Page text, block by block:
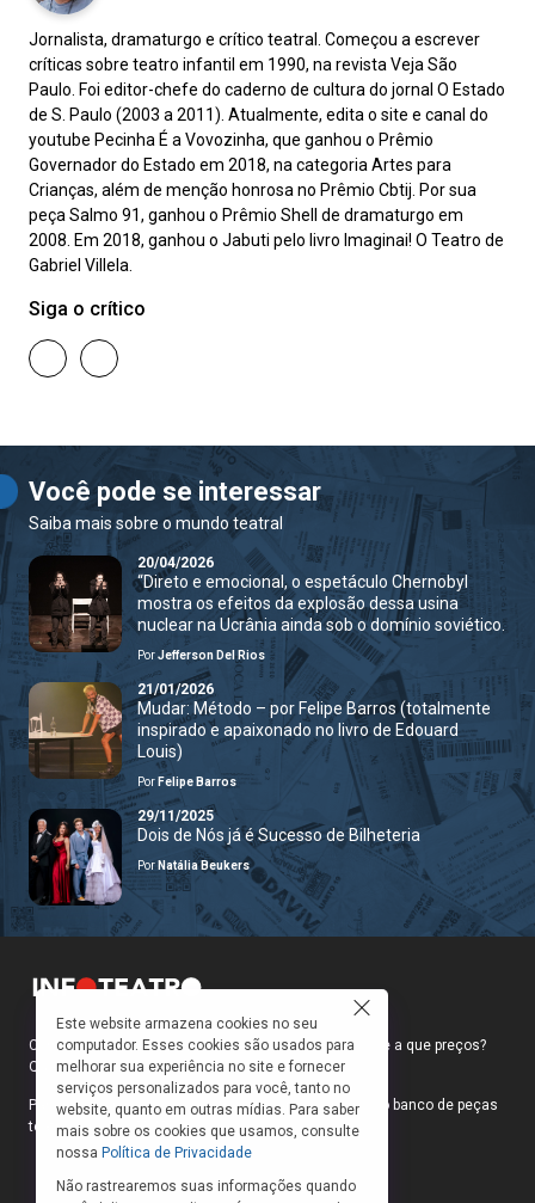
Jornalista, dramaturgo e crítico teatral. Começou a escrever
críticas sobre teatro infantil em 1990, na revista Veja São
Paulo. Foi editor-chefe do caderno de cultura do jornal O Estado
de S. Paulo (2003 a 2011). Atualmente, edita o site e canal do
youtube Pecinha É a Vovozinha, que ganhou o Prêmio
Governador do Estado em 2018, na categoria Artes para
Crianças, além de menção honrosa no Prêmio Cbtij. Por sua
peça Salmo 91, ganhou o Prêmio Shell de dramaturgo em
2008. Em 2018, ganhou o Jabuti pelo livro Imaginai! O Teatro de
Gabriel Villela.
Siga o crítico
Você pode se interessar
Saiba mais sobre o mundo teatral
20/04/2026
“Direto e emocional, o espetáculo Chernobyl
mostra os efeitos da explosão dessa usina
nuclear na Ucrânia ainda sob o domínio soviético.
PorJefferson Del Rios
21/01/2026
Mudar: Método – por Felipe Barros (totalmente
inspirado e apaixonado no livro de Edouard
Louis)
Por Felipe Barros
29/11/2025
Dois de Nós já é Sucesso de Bilheteria
Por Natália Beukers
Como faço para ir ao teatro? Onde compro ingressos e a que preços?
Quais peças estão em cartaz?
Para responder a essas e outras perguntas, criamos o banco de peças
teatrais do INFOTEATRO.
Este website armazena cookies no seu
computador. Esses cookies são usados para
melhorar sua experiência no site e fornecer
serviços personalizados para você, tanto no
website, quanto em outras mídias. Para saber
mais sobre os cookies que usamos, consulte
nossa Política de Privacidade
Não rastrearemos suas informações quando